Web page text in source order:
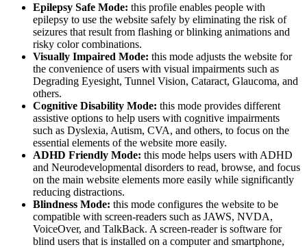
Epilepsy Safe Mode: this profile enables people with
epilepsy to use the website safely by eliminating the risk of
seizures that result from flashing or blinking animations and
risky color combinations.
Visually Impaired Mode: this mode adjusts the website for
the convenience of users with visual impairments such as
Degrading Eyesight, Tunnel Vision, Cataract, Glaucoma, and
others.
Cognitive Disability Mode: this mode provides different
assistive options to help users with cognitive impairments
such as Dyslexia, Autism, CVA, and others, to focus on the
essential elements of the website more easily.
ADHD Friendly Mode: this mode helps users with ADHD
and Neurodevelopmental disorders to read, browse, and focus
on the main website elements more easily while significantly
reducing distractions.
Blindness Mode: this mode configures the website to be
compatible with screen-readers such as JAWS, NVDA,
VoiceOver, and TalkBack. A screen-reader is software for
blind users that is installed on a computer and smartphone,